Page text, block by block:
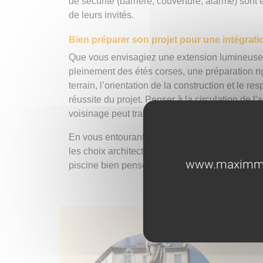
de leurs invités.
Bien préparer son projet pour une
Que vous envisagiez une extension
pleinement des étés corses, une préparation
terrain, l’orientation de la construction et le
réussite du projet. Penser à la circulation de
voisinage peut transformer un simple
En vous entourant de professionnels locaux,
les choix architecturaux adaptés au style
piscine bien pensée valorise votre propriété